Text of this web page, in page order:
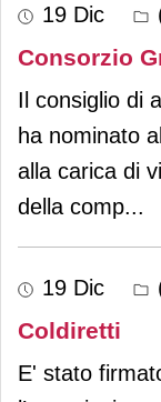
19 Dic
Consorzio
Il consiglio di
ha nominato
alla carica di
della comp...
19 Dic
Coldiretti
E' stato